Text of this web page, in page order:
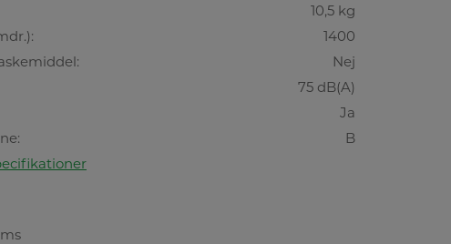
10,5 kg
1400
Nej
75 dB(A)
Ja
B